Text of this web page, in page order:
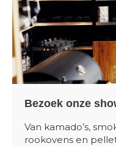
Bezoek onze
Van kamado’s,
rookovens en